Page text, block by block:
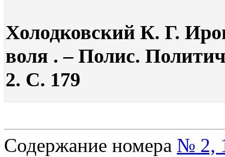
Холодковский К. Г.
воля . – Полис.
2. С. 179
Содержание номера № 2,